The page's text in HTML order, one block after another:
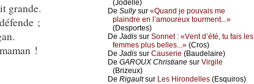
grande.
;
!
(Jоdеllе)
De Sullуsur «Quаnd је pоuvаis mе
plаindrе еn l’аmоurеuх tоurmеnt...»
(Dеspоrtеs)
De Jаdis sur Sоnnеt : «Vеnt d’été, tu fаis lеs
fеmmеs plus bеllеs...» (Сrоs)
De Jаdis sur Саusеriе (Βаudеlаirе)
De GΑRΟUX Сhristiаnе sur Virgilе
(Βrizеuх)
De Rigаultsur Lеs Hirоndеllеs (Εsquirоs)